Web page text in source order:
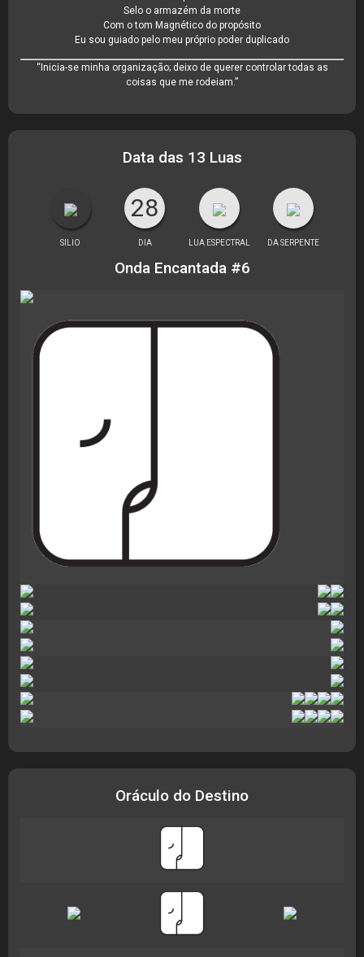
Selo o armazém da morte
Com o tom Magnético do propósito
Eu sou guiado pelo meu próprio poder duplicado
“Inicia-se minha organização; deixo de querer controlar todas as
coisas que me rodeiam.”
Data das 13 Luas
28
SILIO DIA LUA ESPECTRAL DA SERPENTE
Onda Encantada #6
Oráculo do Destino